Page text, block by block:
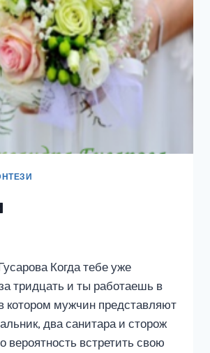
Когда тебе уже
тридцать и ты работаешь в
котором мужчин представляют
два санитара и сторож
вероятность встретить свою